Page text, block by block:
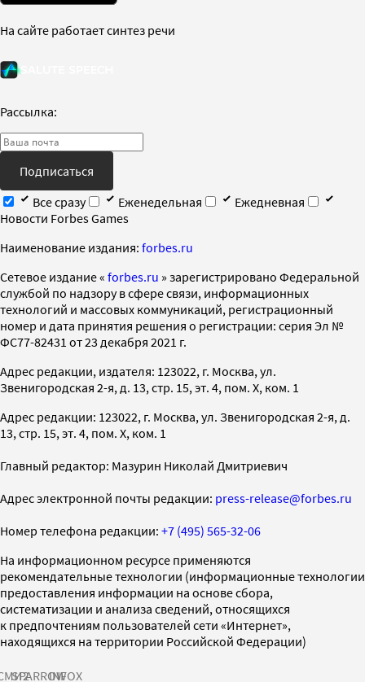
На сайте работает синтез речи
Рассылка:
Подписаться
Все сразу
Еженедельная
Ежедневная
Новости Forbes Games
Наименование издания: forbes.ru
Cетевое издание « forbes.ru » зарегистрировано Федеральной
службой по надзору в сфере связи, информационных
технологий и массовых коммуникаций, регистрационный
номер и дата принятия решения о регистрации: серия Эл №
ФС77-82431 от 23 декабря 2021 г.
Адрес редакции, издателя: 123022, г. Москва, ул.
Звенигородская 2-я, д. 13, стр. 15, эт. 4, пом. X, ком. 1
Адрес редакции: 123022, г. Москва, ул. Звенигородская 2-я, д.
13, стр. 15, эт. 4, пом. X, ком. 1
Главный редактор: Мазурин Николай Дмитриевич
Адрес электронной почты редакции: press-release@forbes.ru
Номер телефона редакции: +7 (495) 565-32-06
На информационном ресурсе применяются
рекомендательные технологии (информационные технологии
предоставления информации на основе сбора,
систематизации и анализа сведений, относящихся
к предпочтениям пользователей сети «Интернет»,
находящихся на территории Российской Федерации)
SPARROWINFOX